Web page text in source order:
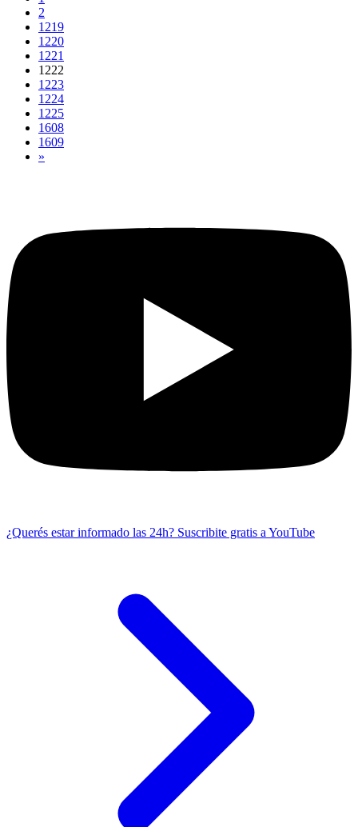
2
1219
1220
1221
1222
1223
1224
1225
1608
1609
»
¿Querés estar informado las 24h? Suscribite gratis a YouTube